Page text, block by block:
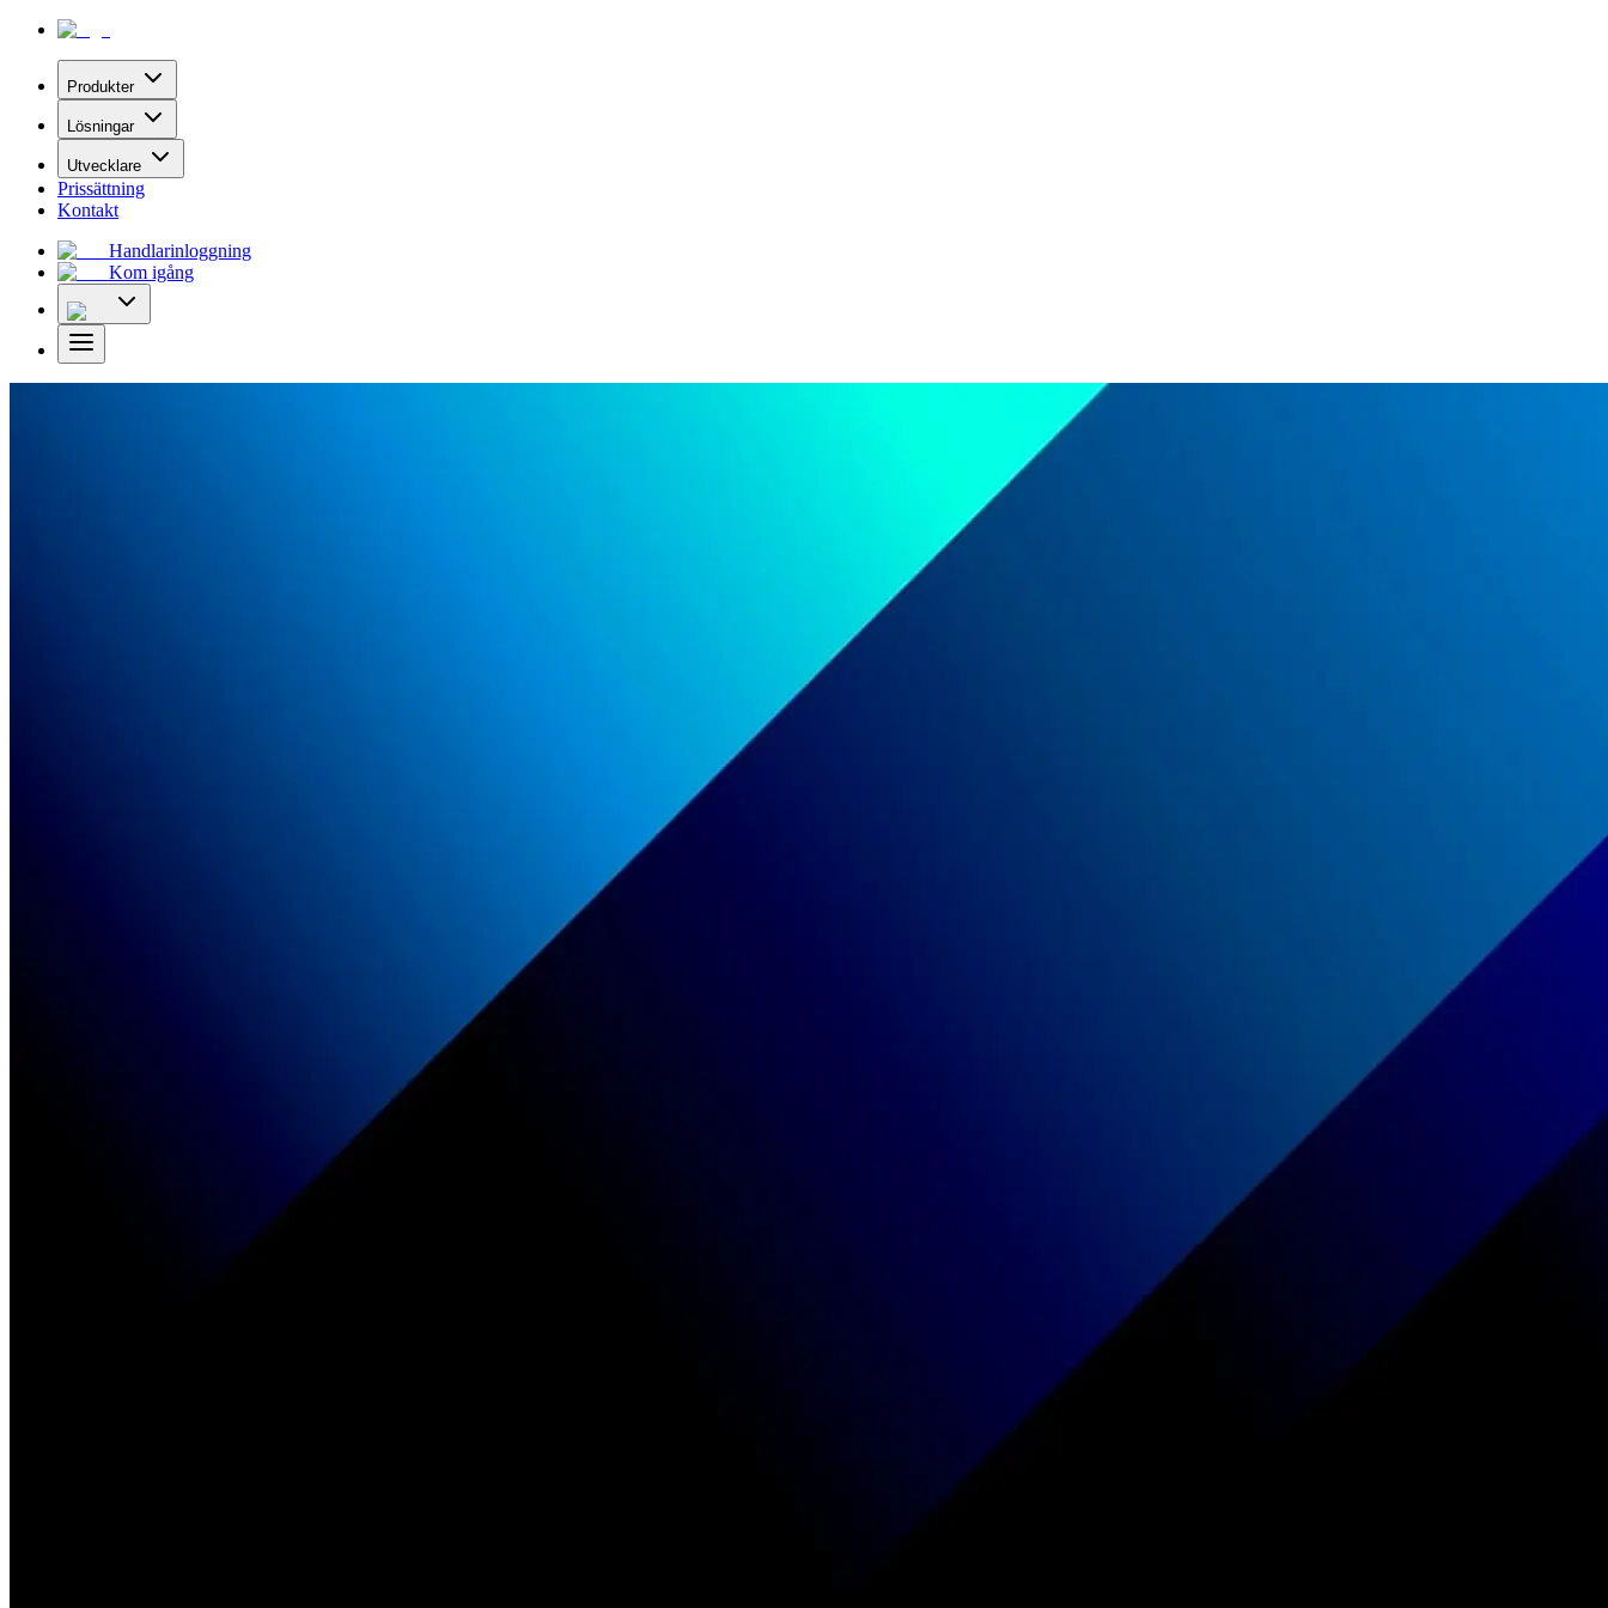
Produkter
Lösningar
Utvecklare
Prissättning
Kontakt
Handlarinloggning
Kom igång